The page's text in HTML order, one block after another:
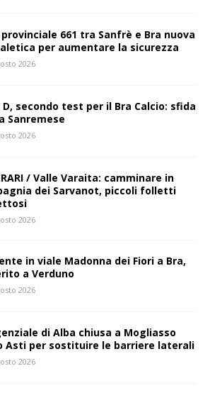
provinciale 661 tra Sanfrè e Bra nuova
per aumentare la sicurezza
2026
D, secondo test per il Bra Calcio: sfida
Sanremese
2026
/ Valle Varaita: camminare in
dei Sarvanot, piccoli folletti
2026
in viale Madonna dei Fiori a Bra,
a Verduno
2026
di Alba chiusa a Mogliasso
Asti per sostituire le barriere laterali
2026